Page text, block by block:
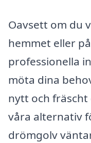
Oavsett om du
hemmet eller
professionella
möta dina
nytt och
våra alternativ
drömgolv